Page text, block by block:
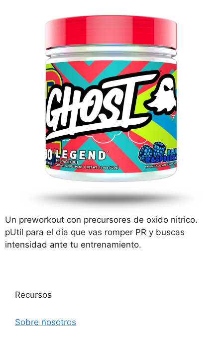
Un preworkout con precursores de oxido nitrico.
pUtil para el día que vas romper PR y buscas
intensidad ante tu entrenamiento.
Recursos
Sobre nosotros